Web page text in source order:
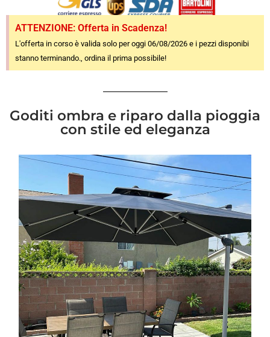
ATTENZIONE: Offerta in Scadenza!
L'offerta in corso è valida solo per oggi 06/08/2026 e i pezzi disponibi
stanno terminando., ordina il prima possibile!
Goditi ombra e riparo dalla pioggia
con stile ed eleganza